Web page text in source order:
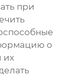
при
о
их